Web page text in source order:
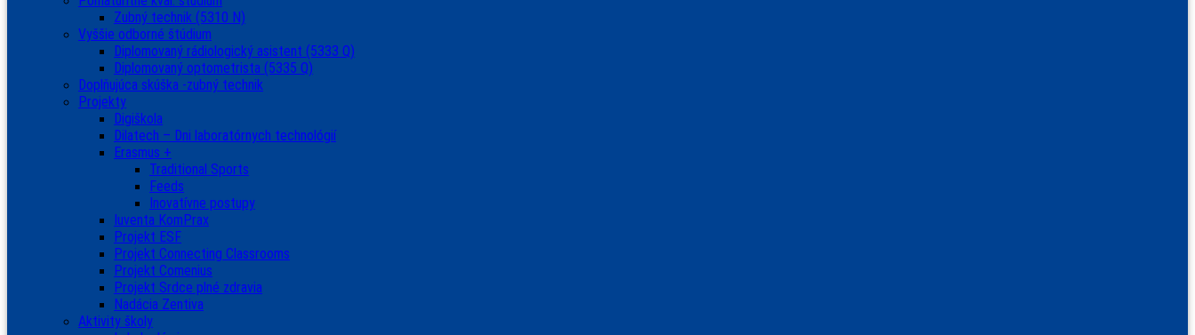
Zubný technik (5310 N)
Vyššie odborné štúdium
Diplomovaný rádiologický asistent (5333 Q)
Diplomovaný optometrista (5335 Q)
Doplňujúca skúška -zubný technik
Projekty
Digiškola
Dilatech – Dni laboratórnych technológií
Erasmus +
Traditional Sports
Feeds
Inovatívne postupy
Iuventa KomPrax
Projekt ESF
Projekt Connecting Classrooms
Projekt Comenius
Projekt Srdce plné zdravia
Nadácia Zentiva
Aktivity školy